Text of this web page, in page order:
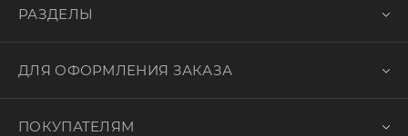
РАЗДЕЛЫ
ДЛЯ ОФОРМЛЕНИЯ ЗАКАЗА
ПОКУПАТЕЛЯМ